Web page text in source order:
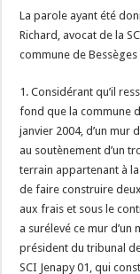
La parole ayant été
Richard, avocat de la
commune de Bessèges
1. Considérant qu’il
fond que la commune
janvier 2004, d’un mur
au soutènement d’un
terrain appartenant à
de faire construire
aux frais et sous le
a surélevé ce mur d’un
président du tribunal
SCI Jenapy 01, qui